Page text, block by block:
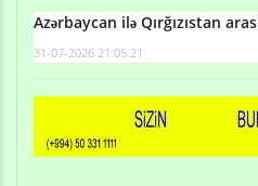
Azərbaycan ilə Qırğızıstan
31-07-2026 21:05:21